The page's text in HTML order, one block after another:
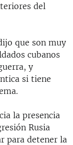
del
que son muy
cubanos
y
si tiene
la presencia
Rusia
para detener la